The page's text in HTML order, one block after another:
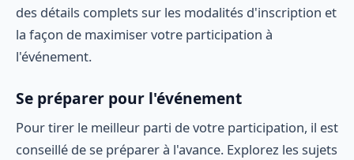
des détails complets sur les modalités d'inscription et
la façon de maximiser votre participation à
l'événement.
Se préparer pour l'événement
Pour tirer le meilleur parti de votre participation, il est
conseillé de se préparer à l'avance. Explorez les sujets